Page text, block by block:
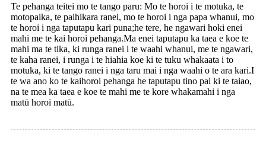
Te pehanga teitei mo te tango paru: Mo te horoi i te motuka, te
motopaika, te paihikara ranei, mo te horoi i nga papa whanui, mo
te horoi i nga taputapu kari puna;he tere, he ngawari hoki enei
mahi me te kai horoi pehanga.Ma enei taputapu ka taea e koe te
mahi ma te tika, ki runga ranei i te waahi whanui, me te ngawari,
te kaha ranei, i runga i te hiahia koe ki te tuku whakaata i to
motuka, ki te tango ranei i nga taru mai i nga waahi o te ara kari.I
te wa ano ko te kaihoroi pehanga he taputapu tino pai ki te taiao,
na te mea ka taea e koe te mahi me te kore whakamahi i nga
matū horoi matū.